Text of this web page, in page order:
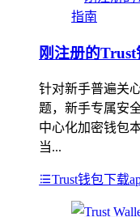
刚注册的
针对新手普遍关
题，新手专属安
中心化加密钱包
当...
Trust钱包下载